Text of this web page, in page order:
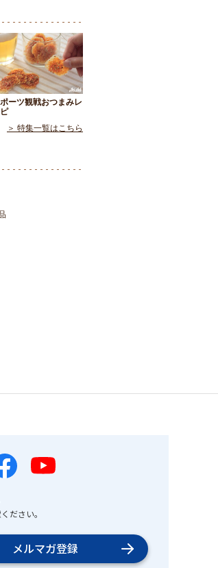
ーツ観戦おつまみレ
＞ 特集一覧はこちら
ださい。
メルマガ登録